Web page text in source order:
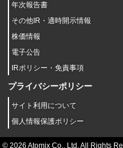
年次報告書
その他IR・適時開示情報
株価情報
電子公告
IRポリシー・免責事項
プライバシーポリシー
サイト利用について
個人情報保護ポリシー
© 2026 Atomix Co., Ltd. All Rights